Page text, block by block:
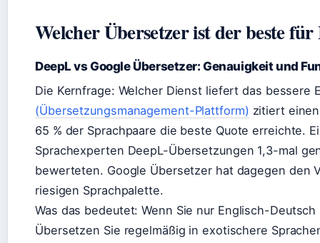
Welcher Übersetzer ist der beste
DeepL vs Google Übersetzer: Genauigkeit und
Die Kernfrage: Welcher Dienst liefert das bessere
(Übersetzungsmanagement-Plattform) zitiert
65 % der Sprachpaare die beste Quote erreichte.
Sprachexperten DeepL-Übersetzungen 1,3-mal
bewerteten. Google Übersetzer hat dagegen den
riesigen Sprachpalette.
Was das bedeutet: Wenn Sie nur Englisch-
Übersetzen Sie regelmäßig in exotischere